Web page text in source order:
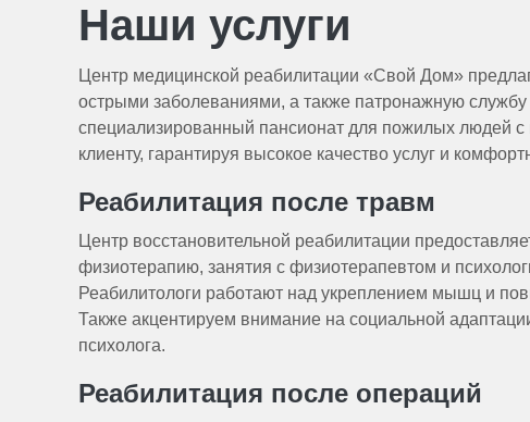
Наши услуги
Центр медицинской реабилитации «Свой Дом»
острыми заболеваниями, а также патронажную службу
специализированный пансионат для пожилых людей
клиенту, гарантируя высокое качество услуг и
Реабилитация после травм
Центр восстановительной реабилитации
физиотерапию, занятия с физиотерапевтом и
Реабилитологи работают над укреплением мышц и
Также акцентируем внимание на социальной
психолога.
Реабилитация после операций